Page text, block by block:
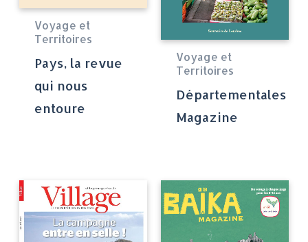
Voyage et
Territoires
Pays, la revue
qui nous
entoure
Voyage et
Territoires
Départementales
Magazine